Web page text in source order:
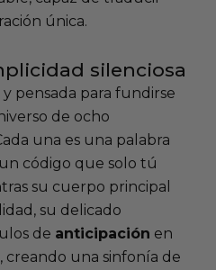
única.
silenciosa
pensada para fundirse
de ocho
una es una palabra
código que solo tú
su cuerpo principal
su delicado
de anticipación en
creando una sinfonía de